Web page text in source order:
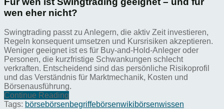
wen eher nicht?
Swingtrading passt zu Anlegern, die aktiv Zeit investieren,
Regeln konsequent umsetzen und Kursrisiken akzeptieren.
Weniger geeignet ist es für Buy-and-Hold-Anleger oder
Personen, die kurzfristige Schwankungen schlecht
verkraften. Entscheidend sind das persönliche Risikoprofil
und das Verständnis für Marktmechanik, Kosten und
Börsenausführung.
Continue Reading
Tags: börsebörsenbegriffebörsenwikibörsenwissen